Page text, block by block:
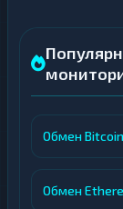
Обмен Bitcoin
Обмен